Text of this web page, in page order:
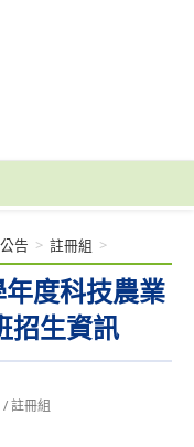
度科技農業
招生資訊
告 > 註冊組 >
/註冊組